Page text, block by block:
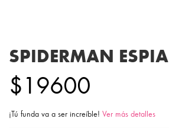
SPIDERMAN ESPIA
$19600
¡Tú funda va a ser increíble! Ver más detalles